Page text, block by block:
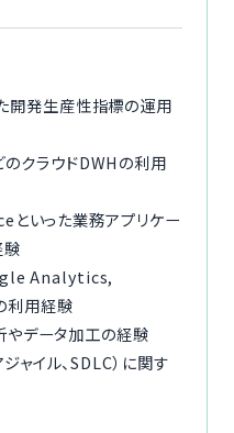
開発生産性指標の運用
クラウドDWHの利用
いった業務アプリケー
験
Analytics,
用経験
データ加工の経験
ャイル、SDLC）に関す